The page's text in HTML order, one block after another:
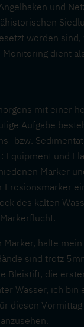
und
worden
dient
mit einer
Aufgabe
bzw.
und
Marker
des kalten
halte
sind trotz
Bleistift, die
Wasser, ich
diesen